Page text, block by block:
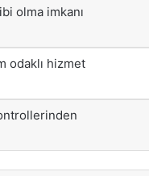
olma imkanı
odaklı hizmet